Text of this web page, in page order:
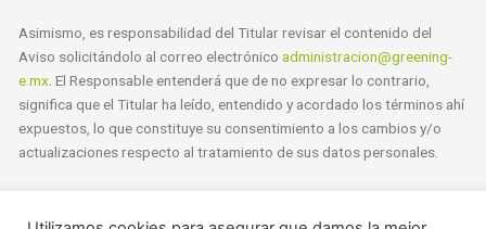
Asimismo, es responsabilidad del Titular revisar el contenido del
Aviso solicitándolo al correo electrónicoadministracion@greening-
e.mx . El Responsable entenderá que de no expresar lo contrario,
significa que el Titular ha leído, entendido y acordado los términos ahí
expuestos, lo que constituye su consentimiento a los cambios y/o
actualizaciones respecto al tratamiento de sus datos personales.